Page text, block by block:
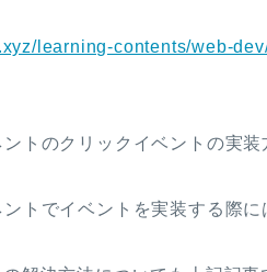
learning-contents/web-
トのクリックイベントの実装
トでイベントを実装する際に